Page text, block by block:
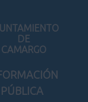
DE
CAMARGO
PÚBLICA